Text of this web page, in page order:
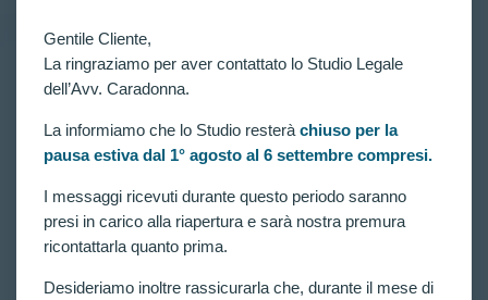
Gentile Cliente,
La ringraziamo per aver contattato lo Studio Legale
dell’Avv. Caradonna.
La informiamo che lo Studio resterà chiuso per la
pausa estiva dal 1° agosto al 6 settembre compresi.
I messaggi ricevuti durante questo periodo saranno
presi in carico alla riapertura e sarà nostra premura
ricontattarla quanto prima.
Desideriamo inoltre rassicurarla che, durante il mese di
RICORSI ATTIVI,VITTORIE CONSEGUITE
quadriennale: disposto riesame con nuovo colloquio
per altri candidati esclusi agli accertamenti
attitudinali(art. 11 comma 4)
Art. 11 comma 4 ed esclusioni agli accertamenti
attitudinali del Concorso per 2938 allievi carabinieri
in ferma quadriennale. Nuovi accoglimenti dei
TAR dispone il RIESAME con NUOVO